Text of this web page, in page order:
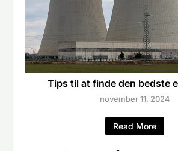
Tips til at finde den bedste
november 11, 2024
Read More